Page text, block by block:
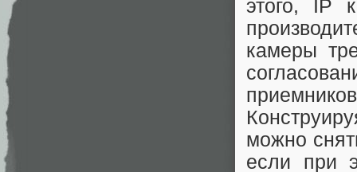
этого, IP
камеры
можно
если при